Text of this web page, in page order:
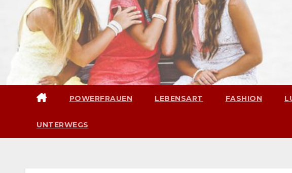
POWERFRAUEN LEBENSART FASHION
UNTERWEGS